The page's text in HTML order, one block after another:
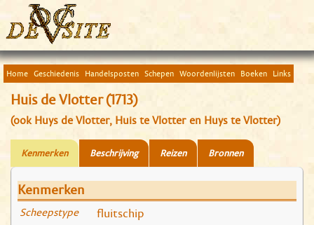
Home Geschiedenis Handelsposten Schepen Woordenlijsten Boeken Links
Huis de Vlotter (1713)
(ook Huys de Vlotter, Huis te Vlotter en Huys te Vlotter)
Kenmerken Beschrijving Reizen Bronnen
Kenmerken
Scheepstype fluitschip